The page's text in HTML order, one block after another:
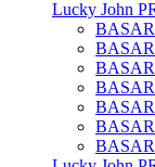
Lucky John